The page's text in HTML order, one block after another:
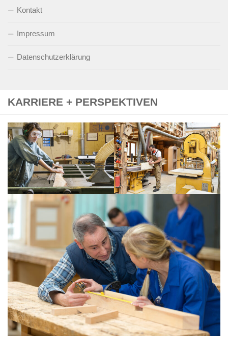
KARRIERE + PERSPEKTIVEN
Kontakt
Impressum
Datenschutzerklärung